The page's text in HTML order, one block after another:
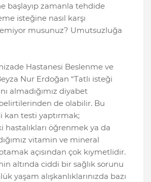
başlayıp zamanla tehdide
isteğine nasıl karşı
musunuz? Umutsuzluğa
Hastanesi Beslenme ve
Nur Erdoğan “Tatlı isteği
almadığımız diyabet
belirtilerinden de olabilir. Bu
kan testi yaptırmak;
öğrenmek ya da
vitamin ve mineral
açısından çok kıymetlidir.
altında ciddi bir sağlık sorunu
yaşam alışkanlıklarınızda bazı